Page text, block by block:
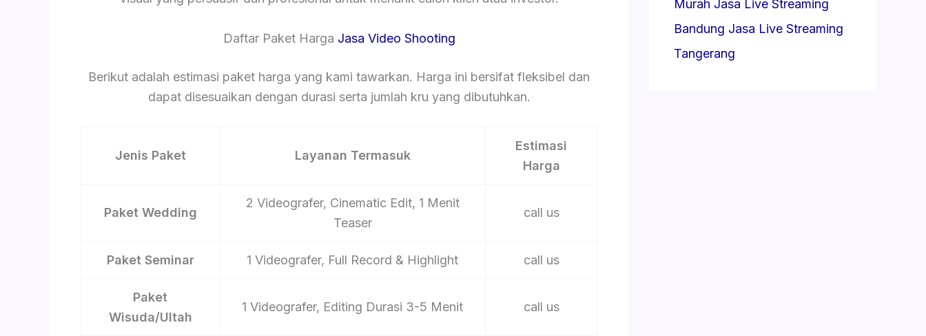
Daftar Paket Harga Jasa Video Shooting
Berikut adalah estimasi paket harga yang kami tawarkan. Harga ini bersifat fleksibel dan
dapat disesuaikan dengan durasi serta jumlah kru yang dibutuhkan.
Jenis Paket Layanan Termasuk
Estimasi
Harga
Paket Wedding
2 Videografer, Cinematic Edit, 1 Menit
Teaser
call us
Paket Seminar 1 Videografer, Full Record & Highlight call us
Paket
Wisuda/Ultah
1 Videografer, Editing Durasi 3-5 Menit call us
Murah Jasa Live Streaming
Bandung Jasa Live Streaming
Tangerang